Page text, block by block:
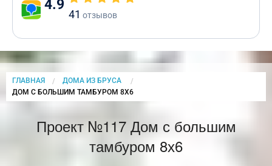
4.9
41 отзывов
ГЛАВНАЯ
ДОМА ИЗ БРУСА
CURRENT:
ДОМ С БОЛЬШИМ ТАМБУРОМ 8Х6
Проект №117 Дом с большим
тамбуром 8х6